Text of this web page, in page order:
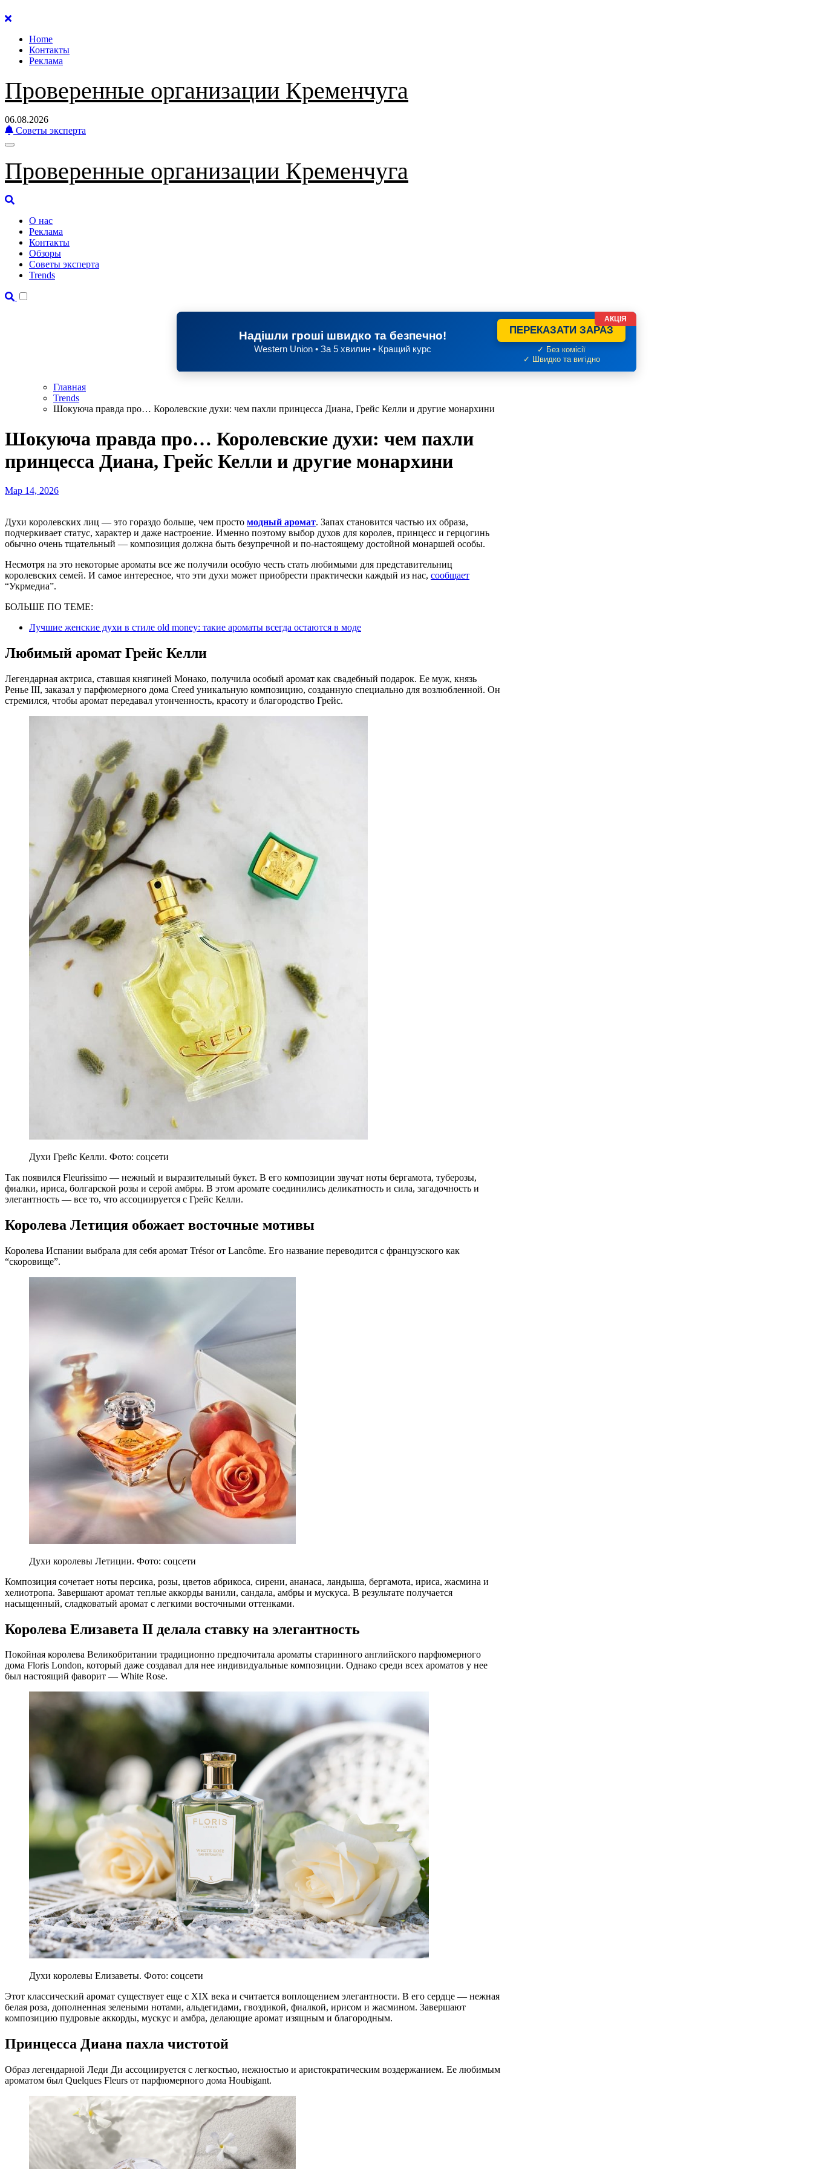
Перейти
содержанию
Home
Контакты
Реклама
Проверенные организации Кременчуга
06.08.2026
Советы эксперта
Проверенные организации Кременчуга
О нас
Реклама
Контакты
Обзоры
Советы эксперта
Trends
Надішли гроші швидко та безпечно!
Western Union • За 5 хвилин • Кращий курс
ПЕРЕКАЗАТИ ЗАРАЗ
✓ Без комісії
✓ Швидко та вигідно
АКЦІЯ
Главная
Trends
Шокуюча правда про… Королевские духи: чем пахли принцесса Диана, Грейс Келли и другие монархини
Шокуюча правда про… Королевские духи: чем пахли
принцесса Диана, Грейс Келли и другие монархини
Мар 14, 2026
Духи королевских лиц — это гораздо больше, чем просто модный аромат. Запах становится частью их образа,
подчеркивает статус, характер и даже настроение. Именно поэтому выбор духов для королев, принцесс и герцогинь
обычно очень тщательный — композиция должна быть безупречной и по-настоящему достойной монаршей особы.
Несмотря на это некоторые ароматы все же получили особую честь стать любимыми для представительниц
королевских семей. И самое интересное, что эти духи может приобрести практически каждый из нас, сообщает
“Укрмедиа”.
БОЛЬШЕ ПО ТЕМЕ:
Лучшие женские духи в стиле old money: такие ароматы всегда остаются в моде
Любимый аромат Грейс Келли
Легендарная актриса, ставшая княгиней Монако, получила особый аромат как свадебный подарок. Ее муж, князь
Ренье III, заказал у парфюмерного дома Creed уникальную композицию, созданную специально для возлюбленной. Он
стремился, чтобы аромат передавал утонченность, красоту и благородство Грейс.
Духи Грейс Келли. Фото: соцсети
Так появился Fleurissimo — нежный и выразительный букет. В его композиции звучат ноты бергамота, туберозы,
фиалки, ириса, болгарской розы и серой амбры. В этом аромате соединились деликатность и сила, загадочность и
элегантность — все то, что ассоциируется с Грейс Келли.
Королева Летиция обожает восточные мотивы
Королева Испании выбрала для себя аромат Trésor от Lancôme. Его название переводится с французского как
“скоровище”.
Духи королевы Летиции. Фото: соцсети
Композиция сочетает ноты персика, розы, цветов абрикоса, сирени, ананаса, ландыша, бергамота, ириса, жасмина и
хелиотропа. Завершают аромат теплые аккорды ванили, сандала, амбры и мускуса. В результате получается
насыщенный, сладковатый аромат с легкими восточными оттенками.
Королева Елизавета II делала ставку на элегантность
Покойная королева Великобритании традиционно предпочитала ароматы старинного английского парфюмерного
дома Floris London, который даже создавал для нее индивидуальные композиции. Однако среди всех ароматов у нее
был настоящий фаворит — White Rose.
Духи королевы Елизаветы. Фото: соцсети
Этот классический аромат существует еще с XIX века и считается воплощением элегантности. В его сердце — нежная
белая роза, дополненная зелеными нотами, альдегидами, гвоздикой, фиалкой, ирисом и жасмином. Завершают
композицию пудровые аккорды, мускус и амбра, делающие аромат изящным и благородным.
Принцесса Диана пахла чистотой
Образ легендарной Леди Ди ассоциируется с легкостью, нежностью и аристократическим воздержанием. Ее любимым
ароматом был Quelques Fleurs от парфюмерного дома Houbigant.